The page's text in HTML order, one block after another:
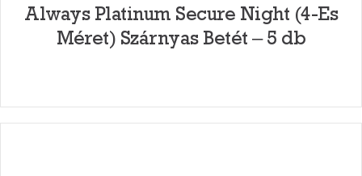
Always Platinum Secure Night (4-Es
Méret) Szárnyas Betét – 5 db